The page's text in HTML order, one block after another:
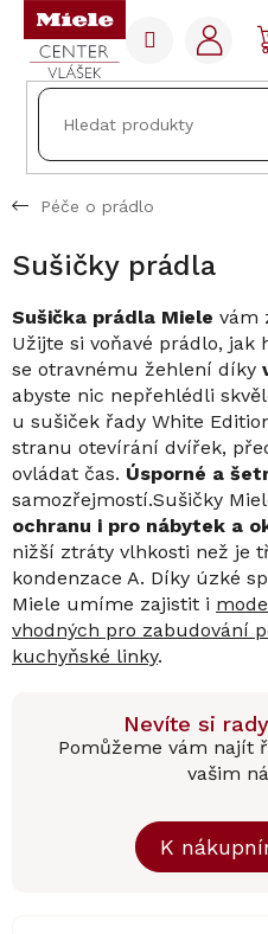
Přejít
obsah
Péče o prádlo
Sušičky prádla
Sušička prádla Miele vám
Užijte si voňavé prádlo, jak
se otravnému žehlení díky
abyste nic nepřehlédli
u sušiček řady White
stranu otevírání dvířek,
ovládat čas. Úsporné a
samozřejmostí.Sušičky
ochranu i pro nábytek a
nižší ztráty vlhkosti než je
kondenzace A. Díky úzké
Miele umíme zajistit i
vhodných pro zabudování
kuchyňské linky.
Nevíte si
Pomůžeme vám najít
vašim
K